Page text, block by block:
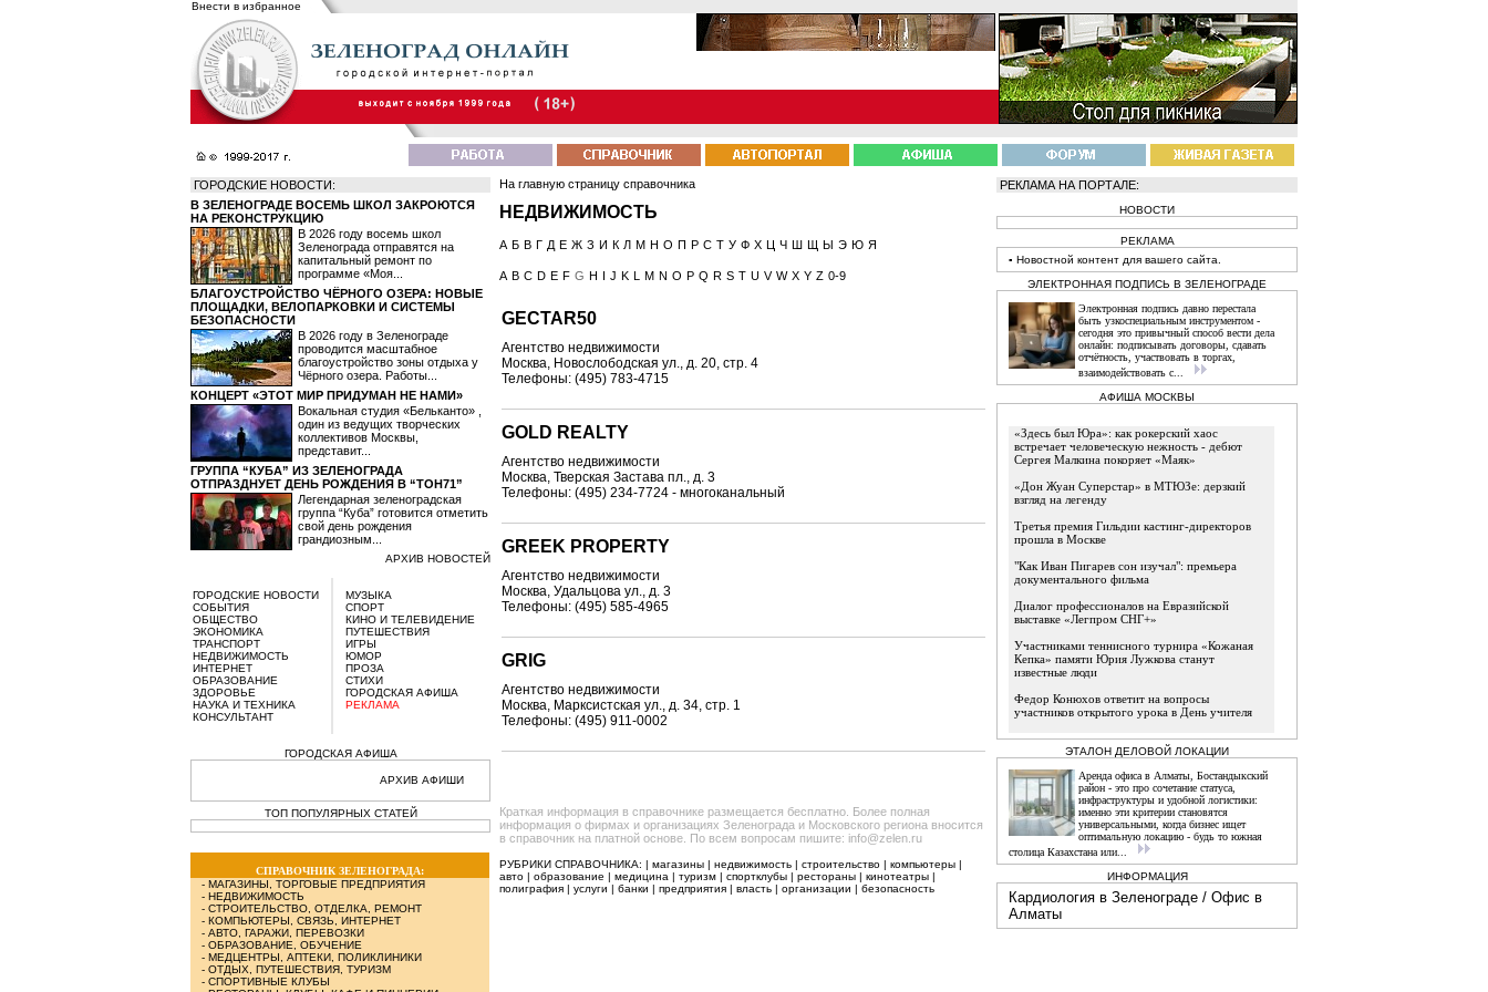
Внести в избранное
ГОРОДСКИЕ НОВОСТИ:
В ЗЕЛЕНОГРАДЕ ВОСЕМЬ ШКОЛ ЗАКРОЮТСЯ
НА РЕКОНСТРУКЦИЮ
В 2026 году восемь школ
Зеленограда отправятся на
капитальный ремонт по
программе «Моя...
БЛАГОУСТРОЙСТВО ЧЁРНОГО ОЗЕРА: НОВЫЕ
ПЛОЩАДКИ, ВЕЛОПАРКОВКИ И СИСТЕМЫ
БЕЗОПАСНОСТИ
В 2026 году в Зеленограде
проводится масштабное
благоустройство зоны отдыха у
Чёрного озера. Работы...
КОНЦЕРТ «ЭТОТ МИР ПРИДУМАН НЕ НАМИ»
Вокальная студия «Бельканто» ,
один из ведущих творческих
коллективов Москвы,
представит...
ГРУППА “КУБА” ИЗ ЗЕЛЕНОГРАДА
ОТПРАЗДНУЕТ ДЕНЬ РОЖДЕНИЯ В “ТОН71”
Легендарная зеленоградская
группа “Куба” готовится отметить
свой день рождения
грандиозным...
АРХИВ НОВОСТЕЙ
ГОРОДСКИЕ НОВОСТИ
СОБЫТИЯ
ОБЩЕСТВО
ЭКОНОМИКА
ТРАНСПОРТ
НЕДВИЖИМОСТЬ
ИНТЕРНЕТ
ОБРАЗОВАНИЕ
ЗДОРОВЬЕ
НАУКА И ТЕХНИКА
КОНСУЛЬТАНТ
МУЗЫКА
СПОРТ
КИНО И ТЕЛЕВИДЕНИЕ
ПУТЕШЕСТВИЯ
ИГРЫ
ЮМОР
ПРОЗА
СТИХИ
ГОРОДСКАЯ АФИША
РЕКЛАМА
ГОРОДСКАЯ АФИША
АРХИВ АФИШИ
ТОП ПОПУЛЯРНЫХ СТАТЕЙ
СПРАВОЧНИК ЗЕЛЕНОГРАДА:
- МАГАЗИНЫ, ТОРГОВЫЕ ПРЕДПРИЯТИЯ
- НЕДВИЖИМОСТЬ
- СТРОИТЕЛЬСТВО, ОТДЕЛКА, РЕМОНТ
- КОМПЬЮТЕРЫ, СВЯЗЬ, ИНТЕРНЕТ
- АВТО, ГАРАЖИ, ПЕРЕВОЗКИ
- ОБРАЗОВАНИЕ, ОБУЧЕНИЕ
- МЕДЦЕНТРЫ, АПТЕКИ, ПОЛИКЛИНИКИ
- ОТДЫХ, ПУТЕШЕСТВИЯ, ТУРИЗМ
- СПОРТИВНЫЕ КЛУБЫ
На главную страницу справочника
НЕДВИЖИМОСТЬ
А Б В Г Д Е Ж З И К Л М Н О П Р С Т У Ф Х Ц Ч Ш Щ Ы Э Ю Я
A B C D E F G H J K L M N O P Q R S T U V W X Y Z 0-9
GECTAR50
Агентство недвижимости
Москва, Новослободская ул., д. 20, стр. 4
Телефоны: (495) 783-4715
GOLD REALTY
Агентство недвижимости
Москва, Тверская Застава пл., д. 3
Телефоны: (495) 234-7724 - многоканальный
GREEK PROPERTY
Агентство недвижимости
Москва, Удальцова ул., д. 3
Телефоны: (495) 585-4965
GRIG
Агентство недвижимости
Москва, Марксистская ул., д. 34, стр. 1
Телефоны: (495) 911-0002
Краткая информация в справочнике размещается бесплатно. Более полная
информация о фирмах и организациях Зеленограда и Московского региона вносится
в справочник на платной основе. По всем вопросам пишите: info@zelen.ru
РУБРИКИ СПРАВОЧНИКА: | магазины недвижимость строительство компьютеры
авто
образование медицина туризм спортклубы рестораны кинотеатры
полиграфия
услуги банки предприятия власть организации безопасность
РЕКЛАМА НА ПОРТАЛЕ:
НОВОСТИ
РЕКЛАМА
▪ Новостной контент для вашего сайта.
ЭЛЕКТРОННАЯ ПОДПИСЬ В ЗЕЛЕНОГРАДЕ
Электронная подпись давно перестала
быть узкоспециальным инструментом -
сегодня это привычный способ вести дела
онлайн: подписывать договоры, сдавать
отчётность, участвовать в торгах,
взаимодействовать с...
АФИША МОСКВЫ
«Здесь был Юра»: как рокерский хаос
встречает человеческую нежность - дебют
Сергея Малкина покоряет «Маяк»
«Дон Жуан Суперстар» в МТЮЗе: дерзкий
взгляд на легенду
Третья премия Гильдии кастинг-директоров
прошла в Москве
"Как Иван Пигарев сон изучал": премьера
документального фильма
Диалог профессионалов на Евразийской
выставке «Легпром СНГ+»
Участниками теннисного турнира «Кожаная
Кепка» памяти Юрия Лужкова станут
известные люди
Федор Конюхов ответит на вопросы
участников открытого урока в День учителя
ЭТАЛОН ДЕЛОВОЙ ЛОКАЦИИ
Аренда офиса в Алматы, Бостандыкский
район - это про сочетание статуса,
инфраструктуры и удобной логистики:
именно эти критерии становятся
универсальными, когда бизнес ищет
оптимальную локацию - будь то южная
столица Казахстана или...
ИНФОРМАЦИЯ
Кардиология в Зеленограде / Офис в
Алматы